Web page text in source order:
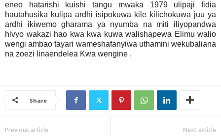
eneo hatarishi kuishi tangu mwaka 1979 ulipaji fidia
hautahusika kulipa ardhi isipokuwa kile kilichokuwa juu ya
ardhi ikiwemo gharama ya nyumba na miti iliyopandwa
hivyo wakazi hao kwa kwa kuwa walishapewa Elimu walio
wengi ambao tayari wameshafanyiwa uthamini wekubaliana
na zoezi linaendelea Kwa wengine .
Share
Previous article Next article